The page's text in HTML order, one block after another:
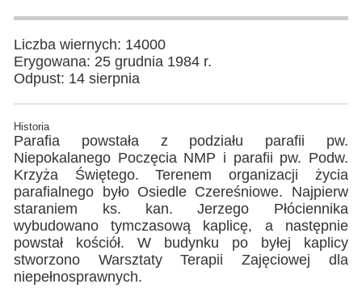
Liczba wiernych: 14000
Erygowana: 25 grudnia 1984 r.
Odpust: 14 sierpnia
Historia
Parafia powstała z podziału parafii pw.
Niepokalanego Poczęcia NMP i parafii pw. Podw.
Krzyża Świętego. Terenem organizacji życia
parafialnego było Osiedle Czereśniowe. Najpierw
staraniem ks. kan. Jerzego Płóciennika
wybudowano tymczasową kaplicę, a następnie
powstał kościół. W budynku po byłej kaplicy
stworzono Warsztaty Terapii Zajęciowej dla
niepełnosprawnych.